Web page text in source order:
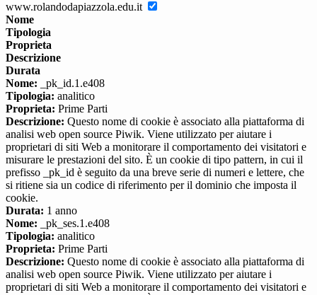
www.rolandodapiazzola.edu.it
Nome
Tipologia
Proprieta
Descrizione
Durata
Nome: _pk_id.1.e408
Tipologia: analitico
Proprieta: Prime Parti
Descrizione: Questo nome di cookie è associato alla piattaforma di
analisi web open source Piwik. Viene utilizzato per aiutare i
proprietari di siti Web a monitorare il comportamento dei visitatori e
misurare le prestazioni del sito. È un cookie di tipo pattern, in cui il
prefisso _pk_id è seguito da una breve serie di numeri e lettere, che
si ritiene sia un codice di riferimento per il dominio che imposta il
cookie.
Durata: 1 anno
Nome: _pk_ses.1.e408
Tipologia: analitico
Proprieta: Prime Parti
Descrizione: Questo nome di cookie è associato alla piattaforma di
analisi web open source Piwik. Viene utilizzato per aiutare i
proprietari di siti Web a monitorare il comportamento dei visitatori e